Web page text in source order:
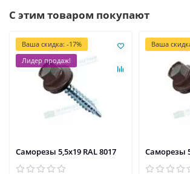
С этим товаром покупают
Ваша скидка: -17%
Лидер продаж!
Саморезы 5,5х19 RAL 8017
Ваша
Саморезы